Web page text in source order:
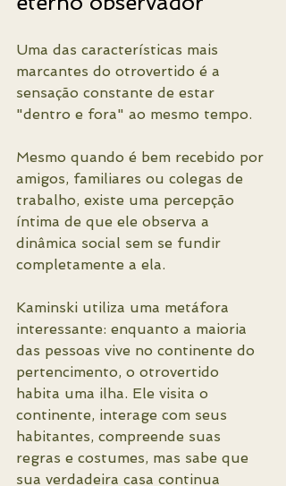
Uma das características mais
marcantes do otrovertido é a
sensação constante de estar
"dentro e fora" ao mesmo tempo.
Mesmo quando é bem recebido por
amigos, familiares ou colegas de
trabalho, existe uma percepção
íntima de que ele observa a
dinâmica social sem se fundir
completamente a ela.
Kaminski utiliza uma metáfora
interessante: enquanto a maioria
das pessoas vive no continente do
pertencimento, o otrovertido
habita uma ilha. Ele visita o
continente, interage com seus
habitantes, compreende suas
regras e costumes, mas sabe que
sua verdadeira casa continua